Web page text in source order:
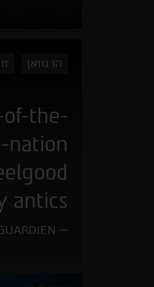
הו גוואן
the-
nation
antics